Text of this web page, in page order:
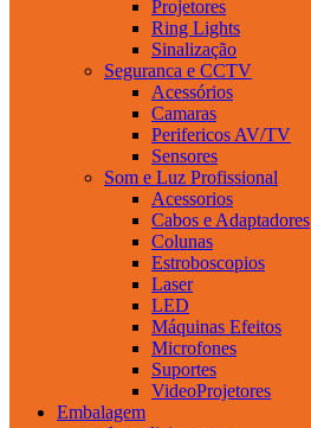
Projetores
Ring Lights
Sinalização
Seguranca e CCTV
Acessórios
Camaras
Perifericos AV/TV
Sensores
Som e Luz Profissional
Acessorios
Cabos e Adaptadores
Colunas
Estroboscopios
Laser
LED
Máquinas Efeitos
Microfones
Suportes
VideoProjetores
Embalagem